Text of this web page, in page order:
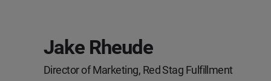
Jake Rheude
Director of Marketing, Red Stag Fulfillment